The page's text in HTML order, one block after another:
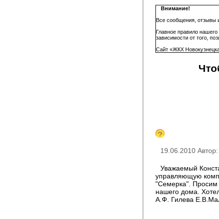
Внимание!
Все сообщения, отзывы
Главное правило
зависимости от того,
Сайт «ЖКХ
19.06.2010
Уважаемый
управляющую
"Семерка". Просим
нашего дома.
А.Ф. Гилева